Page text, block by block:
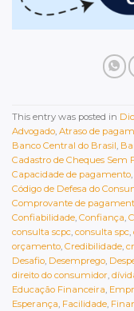
This entry was posted in
Advogado, Atraso de
Banco Central do Brasil,
Cadastro de Cheques Sem
Capacidade de pagamento,
Código de Defesa do
Comprovante de
Confiabilidade, Confiança,
consulta scpc, consulta spc,
orçamento, Credibilidade,
Desafio, Desemprego,
direito do consumidor,
Educação Financeira,
Esperança, Facilidade,